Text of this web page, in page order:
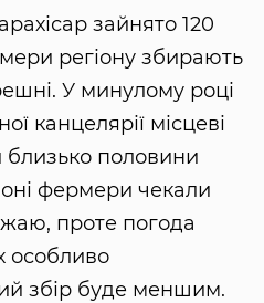
зайнято 120
регіону збирають
У минулому році
канцелярії місцеві
половини
фермери чекали
проте погода
особливо
збір буде меншим.